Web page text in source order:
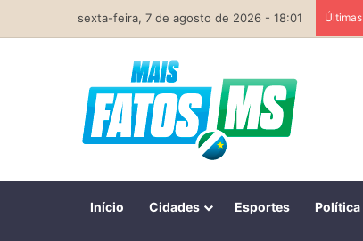
sexta-feira, 7 de agosto de 2026 - 18:01 Últimas
Início Cidades Esportes Política